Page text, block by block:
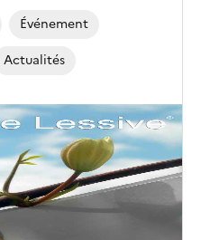
Événement
Actualités